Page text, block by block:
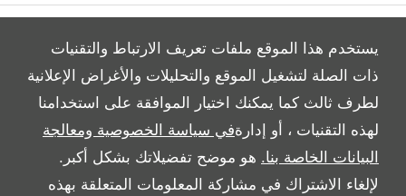
يستخدم هذا الموقع ملفات تعريف الارتباط والتقنيات
ذات الصلة لتشغيل الموقع والتحليلات والأغراض الإعلانية
لطرف ثالث كما يمكنك اختيار الموافقة على استخدامنا
لهذه التقنيات ، أو إدارةفي سياسة الخصوصية ومعالجة
البيانات الخاصة بنا. هو موضح تفضيلاتك بشكل أكبر.
لإلغاء الاشتراك في مشاركة المعلومات المتعلقة بهذه
All Rights Reserved
Follow Al Tayer Motors